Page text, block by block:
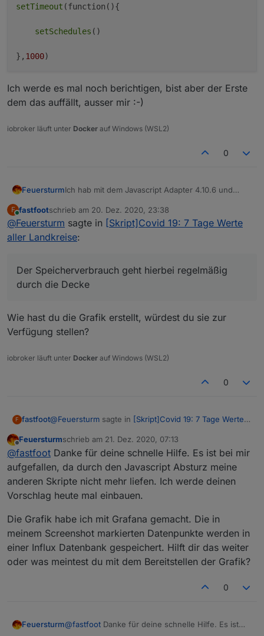
setTimeout (function(){
setSchedules ()
}, 1000
Ich werde es mal noch berichtigen, bist aber der Erste
dem das auffällt, ausser mir :-)
iobroker läuft unter Docker auf Windows (WSL2)
0
FeuersturmIch hab mit dem Javascript Adapter 4.10.6 und
Stunden die javascript Instanz ohne erkennbare
Fehler im Log abstürzt.
In den letzten Tagen hab ich angefagen alle
Heute um ca. 15:30 Uhr hab ich das Corona 7
Tages Skript (Version vom 7.11) aktiviert und
mittlerweile hat sich javascript wieder
hierbei regelmäßig durch die Decke teilweise bis
zu 1 GByte für die Instanz.
Sieht jemand bei sich das gleiche Verhalten?
@fastfootWelche Javascript Version nutzt du?
F
Online
fastfootschrieb am 20. Dez. 2020, 23:38
zuletzt editiert von
@Feuersturm sagte in [Skript]Covid 19: 7 Tage Werte
aller Landkreise:
Der Speicherverbrauch geht hierbei regelmäßig
durch die Decke
Wie hast du die Grafik erstellt, würdest du sie zur
Verfügung stellen?
iobroker läuft unter Docker auf Windows (WSL2)
0
F fastfoot@Feuersturm sagte in [Skript]Covid 19: 7 Tage Werte
Der Speicherverbrauch geht hierbei regelmäßig
durch die Decke
Wie hast du die Grafik erstellt, würdest du sie zur
Verfügung stellen?
Offline
Feuersturmschrieb am 21. Dez. 2020, 07:13
zuletzt editiert von
@fastfoot Danke für deine schnelle Hilfe. Es ist bei mir
aufgefallen, da durch den Javascript Absturz meine
anderen Skripte nicht mehr liefen. Ich werde deinen
Vorschlag heute mal einbauen.
Die Grafik habe ich mit Grafana gemacht. Die in
meinem Screenshot markierten Datenpunkte werden in
einer Influx Datenbank gespeichert. Hilft dir das weiter
oder was meintest du mit dem Bereitstellen der Grafik?
0
Feuersturm@fastfoot Danke für deine schnelle Hilfe. Es ist